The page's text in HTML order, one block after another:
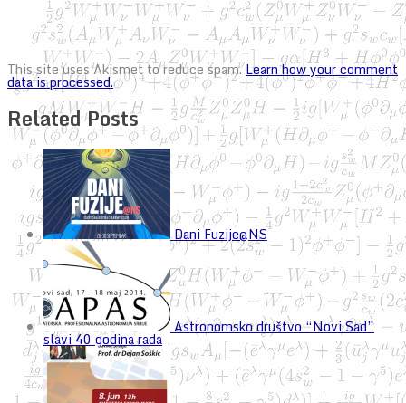
This site uses Akismet to reduce spam.Learn how your comment
data is processed.
Related Posts
Dani Fuzije@NS
Astronomsko društvo “Novi Sad”
slavi 40 godina rada